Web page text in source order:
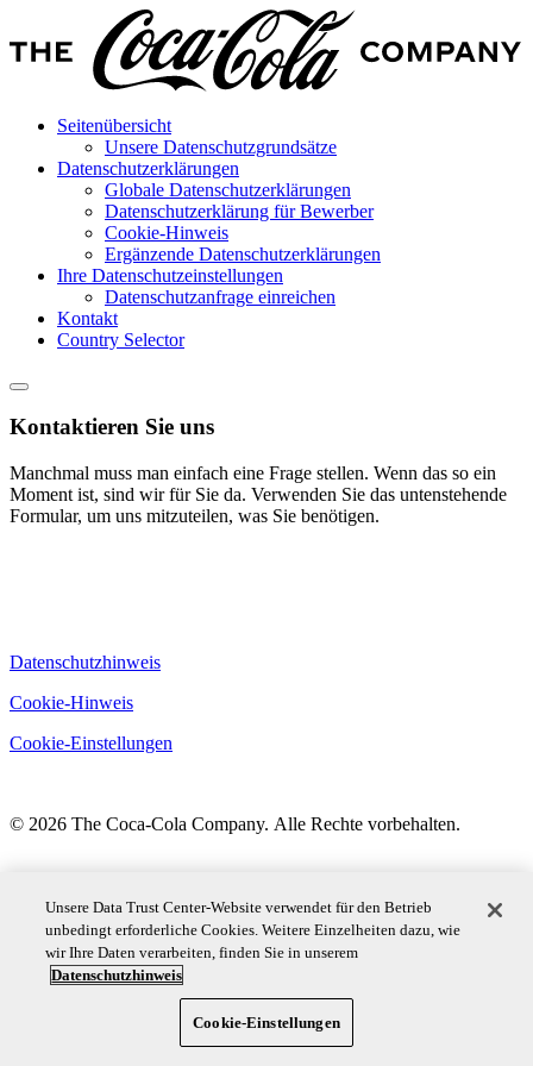
Seitenübersicht
Unsere Datenschutzgrundsätze
Datenschutzerklärungen
Globale Datenschutzerklärungen
Datenschutzerklärung für Bewerber
Cookie-Hinweis
Ergänzende Datenschutzerklärungen
Ihre Datenschutzeinstellungen
Datenschutzanfrage einreichen
Kontakt
Country Selector
Kontaktieren Sie uns
Manchmal muss man einfach eine Frage stellen. Wenn das so ein
Moment ist, sind wir für Sie da. Verwenden Sie das untenstehende
Formular, um uns mitzuteilen, was Sie benötigen.
Datenschutzhinweis
Cookie-Hinweis
Cookie-Einstellungen
© 2026 The Coca‑Cola Company. Alle Rechte vorbehalten.
Unsere Data Trust Center-Website verwendet für den Betrieb
unbedingt erforderliche Cookies. Weitere Einzelheiten dazu, wie
wir Ihre Daten verarbeiten, finden Sie in unserem
Datenschutzhinweis
Cookie-Einstellungen